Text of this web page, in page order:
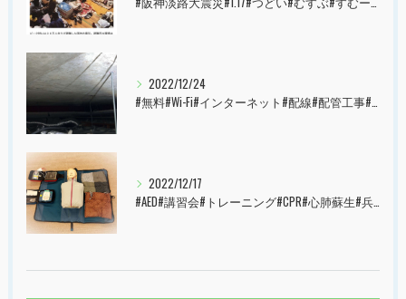
2022/12/24
#無料#Wi-Fi#インターネット#配線#配管工事#大阪市#港区#すむーず#西宮市#甲子園
2022/12/17
#AED#講習会#トレーニング#CPR#心肺蘇生#兵庫県#神戸市#西宮市#すむーず#甲子園